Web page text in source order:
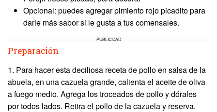
Opcional: puedes agregar pimiento rojo picadito para
darle más sabor si le gusta a tus comensales.
PUBLICIDAD
Preparación
1. Para hacer esta deciliosa receta de pollo en salsa de la
abuela, en una cazuela grande, calienta el aceite de oliva
a fuego medio. Agrega los troceados de pollo y dórales
por todos lados. Retira el pollo de la cazuela y reserva.